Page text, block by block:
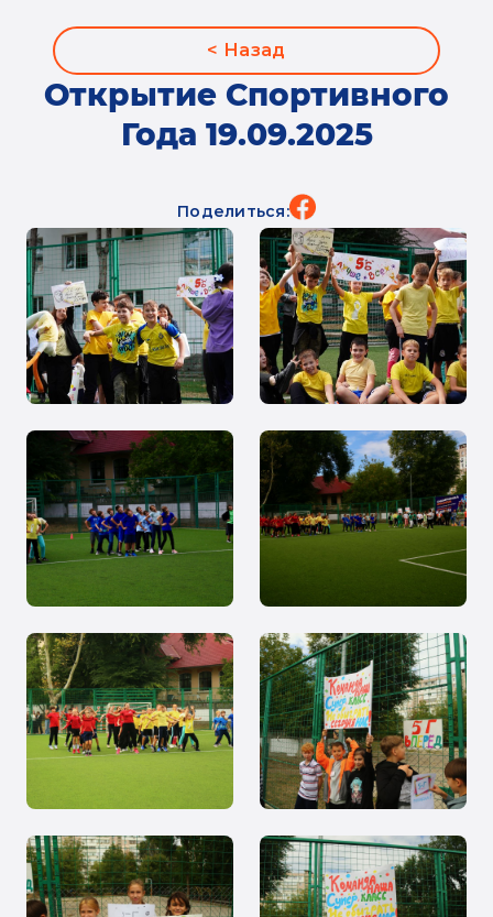
< Назад
Открытие Спортивного
Года 19.09.2025
Поделиться: